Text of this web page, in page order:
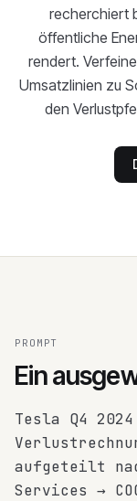
recherchiert
öffentliche
rendert.
Umsatzlinien zu
den
PROMPT
Ein
Tesla Q4
aufgeteilt
Services →